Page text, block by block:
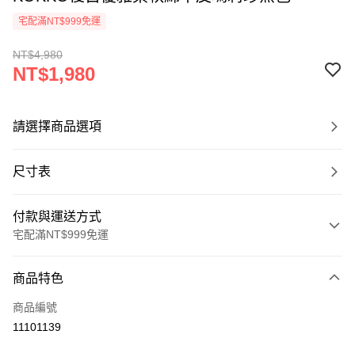
宅配滿NT$999免運
NT$4,980
NT$1,980
請選擇商品選項
尺寸表
付款與運送方式
宅配滿NT$999免運
信用卡一次付款
LINE Pay
商品特色
商品編號
11101139